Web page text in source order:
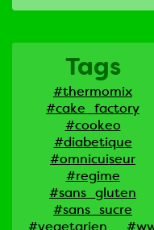
Tags
#thermomix
#cake_factory
#cookeo
#diabetique
#omnicuiseur
#regime
#sans_gluten
#sans_sucre
#vegetarien